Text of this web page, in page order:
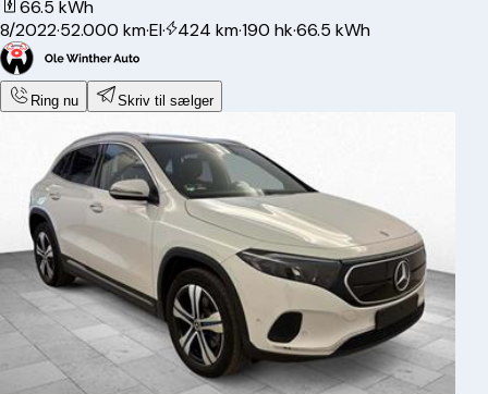
66.5 kWh
8/2022·52.000 km·El· 424 km·190 hk·66.5 kWh
Ring nu Skriv til sælger